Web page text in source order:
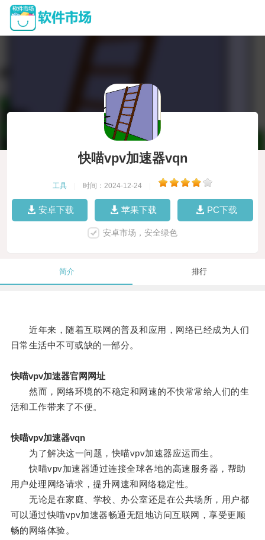
快喵vpv加速器vqn
工具 时间：2024-12-24
安卓下载 苹果下载 PC下载
安卓市场，安全绿色
简介 排行
近年来，随着互联网的普及和应用，网络已经成为人们
日常生活中不可或缺的一部分。
快喵vpv加速器官网网址
然而，网络环境的不稳定和网速的不快常常给人们的生
活和工作带来了不便。
快喵vpv加速器vqn
为了解决这一问题，快喵vpv加速器应运而生。
快喵vpv加速器通过连接全球各地的高速服务器，帮助
用户处理网络请求，提升网速和网络稳定性。
无论是在家庭、学校、办公室还是在公共场所，用户都
可以通过快喵vpv加速器畅通无阻地访问互联网，享受更顺
畅的网络体验。